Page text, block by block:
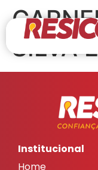
SILVA
Institucional
Home